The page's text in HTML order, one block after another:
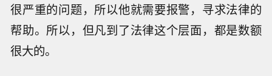
很严重的问题，所以他就需要报警，寻求法律的
帮助。所以，但凡到了法律这个层面，都是数额
很大的。